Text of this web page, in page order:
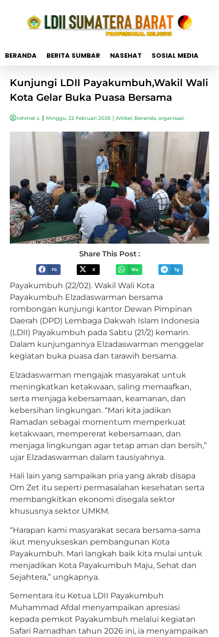
BERANDA BERITA SUMBAR NASEHAT SOSIAL MEDIA
Kunjungi LDII Payakumbuh,Wakil Wali
Kota Gelar Buka Puasa Bersama
rohmat s. Minggu, 22 Februari 2026 Artikel, Beranda, organisasi
Share This Post :
Fb X Wa Tg
Payakumbuh (22/02). Wakil Wali Kota
Payakumbuh Elzadaswarman bersama
rombongan kunjungi kantor Dewan Pimpinan
Daerah (DPD) Lembaga Dakwah Islam Indonesia
(LDII) Payakumbuh pada Sabtu (21/2) kemarin.
Dalam kunjungannya Elzadaswarman menggelar
kegiatan buka puasa dan tarawih bersama.
Elzadaswarman mengajak masyarakat untuk
meningkatkan ketakwaan, saling memaafkan,
serta menjaga kebersamaan, keamanan, dan
kebersihan lingkungan. “Mari kita jadikan
Ramadan sebagai momentum memperkuat
ketakwaan, mempererat kebersamaan, dan
menjaga lingkungan agar tetap aman dan bersih,”
ujar Elzadaswarman dalam tausiyahnya.
Hali lain yang sampaikan pria yang akrab disapa
Om Zet itu seperti permasalahan kesehatan serta
membangkitkan ekonomi disegala sektor
khususnya sektor UMKM.
“Harapan kami masyarakat secara bersama-sama
ikut menyukseskan pembangunan Kota
Payakumbuh. Mari langkah baik kita mulai untuk
menjadikan Kota Payakumbuh Maju, Sehat dan
Sejahtera,” ungkapnya.
Sementara itu Ketua LDII Payakumbuh
Muhammad Afdal menyampaikan apresiasi
kepada pemkot Payakumbuh melalui kegiatan
Safari Ramadhan tahun 2026 ini, ia menyampaikan